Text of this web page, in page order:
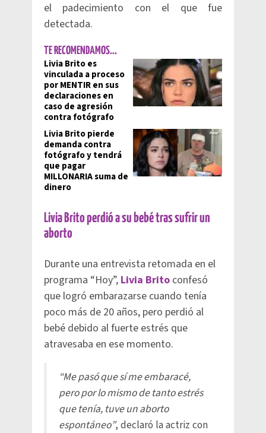
el padecimiento con el que fue
detectada.
TE RECOMENDAMOS...
Livia Brito es
vinculada a proceso
por MENTIR en sus
declaraciones en
caso de agresión
contra fotógrafo
Livia Brito pierde
demanda contra
fotógrafo y tendrá
que pagar
MILLONARIA suma de
dinero
Livia Brito perdió a su bebé tras sufrir un
aborto
Durante una entrevista retomada en el
programa “Hoy”, Livia Brito confesó
que logró embarazarse cuando tenía
poco más de 20 años, pero perdió al
bebé debido al fuerte estrés que
atravesaba en ese momento.
“Me pasó que sí me embaracé,
pero por lo mismo de tanto estrés
que tenía, tuve un aborto
espontáneo”, declaró la actriz con